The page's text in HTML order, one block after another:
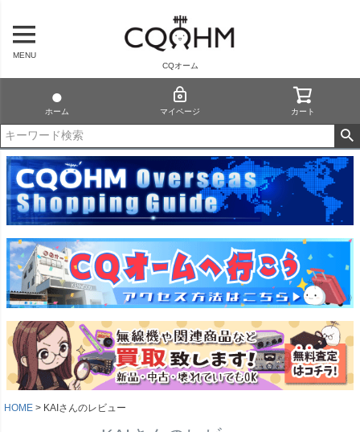
MENU
CQオーム
ホーム マイページ カート
HOME KAIさんのレビュー